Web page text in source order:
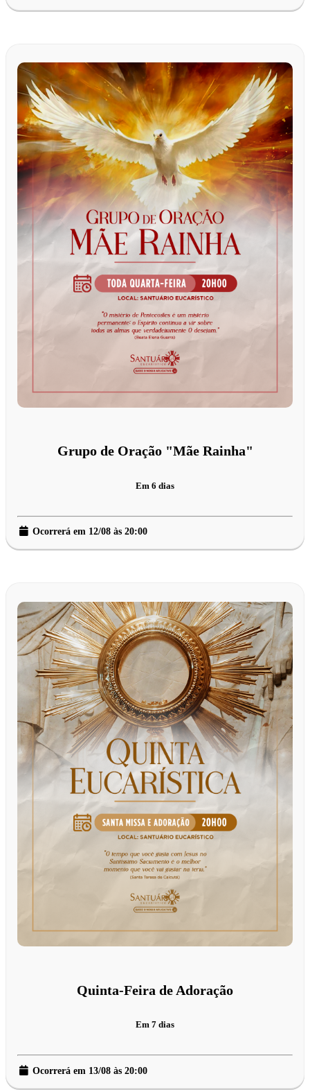
Grupo de Oração "Mãe Rainha"
Em 6 dias
Ocorrerá em 12/08 às 20:00
Quinta-Feira de Adoração
Em 7 dias
Ocorrerá em 13/08 às 20:00